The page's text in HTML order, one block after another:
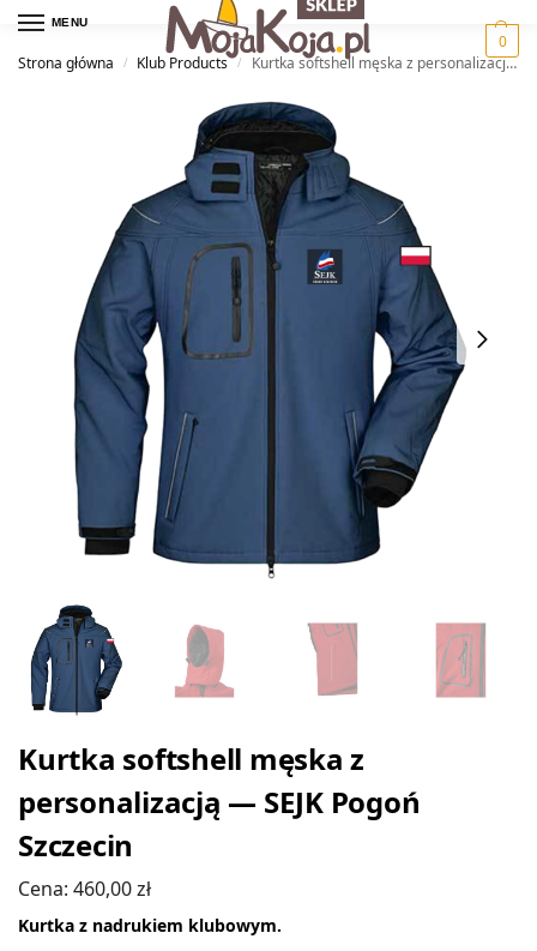
MENU
0
Strona główna
/ Klub Products / Kurtka softshell męska z personalizacją — SEJK Pogoń Szczecin
Kurtka softshell męska z
personalizacją — SEJK Pogoń
Szczecin
Cena: 460,00zł
Kurtka z nadrukiem klubowym.